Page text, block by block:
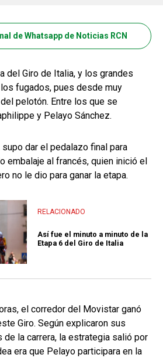
de Whatsapp de Noticias RCN
del Giro de Italia, y los grandes
fugados, pues desde muy
pelotón. Entre los que se
y Pelayo Sánchez.
dar el pedalazo final para
embalaje al francés, quien inició el
no le dio para ganar la etapa.
RELACIONADO
Así fue el minuto a minuto de la
Etapa 6 del Giro de Italia
el corredor del Movistar ganó
Giro. Según explicaron sus
la carrera, la estrategia salió por
era que Pelayo participara en la